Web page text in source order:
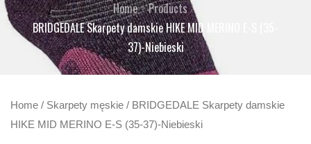
Home
Products
BRIDGEDALE Skarpety damskie HIKE MID MERINO E-S (35-
37)-Niebieski
Home / Skarpety męskie / BRIDGEDALE Skarpety damskie
HIKE MID MERINO E-S (35-37)-Niebieski